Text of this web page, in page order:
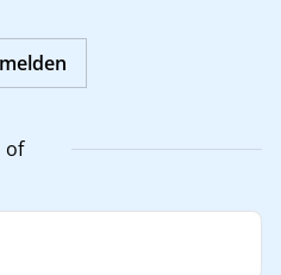
of